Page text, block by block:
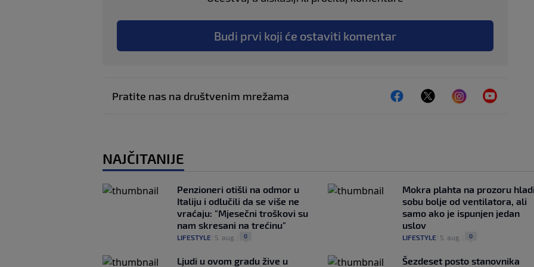
Budi prvi koji će ostaviti komentar
Pratite nas na društvenim mrežama
NAJČITANIJE
Penzioneri otišli na odmor u
Italiju i odlučili da se više ne
vraćaju: "Mjesečni troškovi su
nam skresani na trećinu"
LIFESTYLE 5. aug. 0
Mokra plahta na prozoru hladi
sobu bolje od ventilatora, ali
samo ako je ispunjen jedan
uslov
LIFESTYLE| 5. aug. 0
Ljudi u ovom gradu žive u Šezdeset posto stanovnika